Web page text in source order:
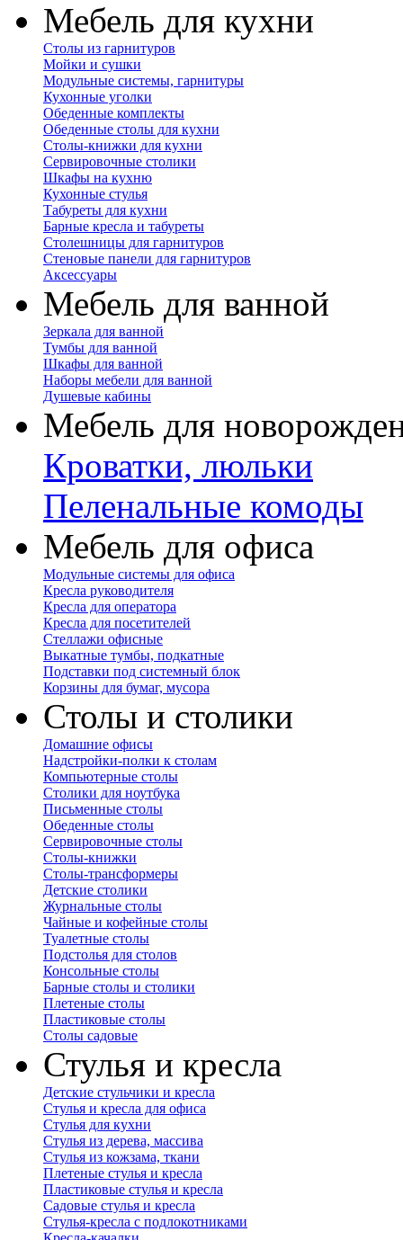
Мебель для кухни
Столы из гарнитуров
Мойки и сушки
Модульные системы, гарнитуры
Кухонные уголки
Обеденные комплекты
Обеденные столы для кухни
Столы-книжки для кухни
Сервировочные столики
Шкафы на кухню
Кухонные стулья
Табуреты для кухни
Барные кресла и табуреты
Столешницы для гарнитуров
Стеновые панели для гарнитуров
Аксессуары
Мебель для ванной
Зеркала для ванной
Тумбы для ванной
Шкафы для ванной
Наборы мебели для ванной
Душевые кабины
Мебель для
Кроватки, люльки
Пеленальные комоды
Мебель для офиса
Модульные системы для офиса
Кресла руководителя
Кресла для оператора
Кресла для посетителей
Стеллажи офисные
Выкатные тумбы, подкатные
Подставки под системный блок
Корзины для бумаг, мусора
Столы и столики
Домашние офисы
Надстройки-полки к столам
Компьютерные столы
Столики для ноутбука
Письменные столы
Обеденные столы
Сервировочные столы
Столы-книжки
Столы-трансформеры
Детские столики
Журнальные столы
Чайные и кофейные столы
Туалетные столы
Подстолья для столов
Консольные столы
Барные столы и столики
Плетеные столы
Пластиковые столы
Столы садовые
Стулья и кресла
Детские стульчики и кресла
Стулья и кресла для офиса
Стулья для кухни
Стулья из дерева, массива
Стулья из кожзама, ткани
Плетеные стулья и кресла
Пластиковые стулья и кресла
Садовые стулья и кресла
Стулья-кресла с подлокотниками